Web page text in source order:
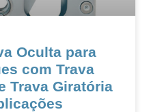
Oculta para
com Trava
Trava Giratória